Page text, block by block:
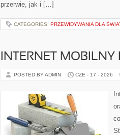
przerwie, jak i […]
CATEGORIES: PRZEWIDYWANIA DLA
INTERNET MOBILNY
POSTED BY ADMIN CZE - 17 - 2026